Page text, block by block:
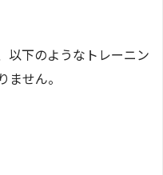
以下のようなトレーニン
せん。